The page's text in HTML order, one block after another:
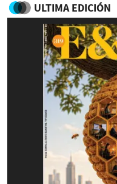
ULTIMA EDICIÓN